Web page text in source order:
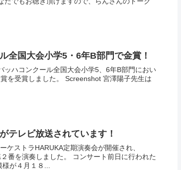
全国大会小学5・6年B部門で金賞！
ハコンクール全国大会小学5、6年B部門におい
を受賞しました。 Screenshot 宮澤陽子先生は
テレビ放送されています！
ケストラHARUKA定期演奏会が開催され、
番を演奏しました。 コンサート前日に行われた
が４月１８...